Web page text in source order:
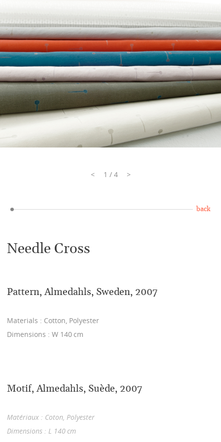
< 1 / 4 >
back
Needle Cross
Pattern, Almedahls, Sweden, 2007
Materials : Cotton, Polyester
Dimensions : W 140 cm
Motif, Almedahls, Suède, 2007
Matériaux : Coton, Polyester
Dimensions : L 140 cm